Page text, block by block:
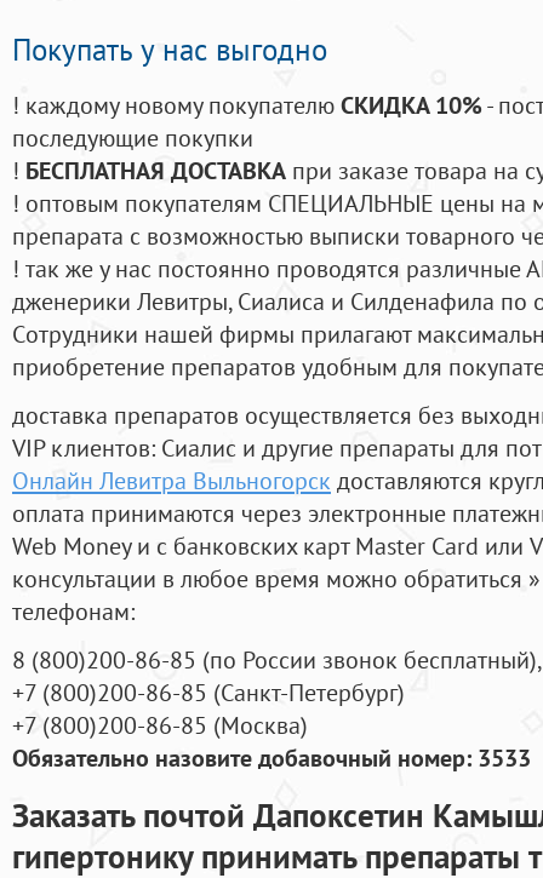
Покупать у нас выгодно
! каждому новому покупателюСКИДКА 10%-
последующие покупки
! БЕСПЛАТНАЯ ДОСТАВКА при заказе товара на
! оптовым покупателям СПЕЦИАЛЬНЫЕ цены на
препарата с возможностью выписки товарного
! так же у нас постоянно проводятся
дженерики Левитры, Сиалиса и Силденафила по
Cотрудники нашей фирмы прилагают
приобретение препаратов удобным для
доставка препаратов осуществляется без
VIP клиентов: Сиалис и другие препараты для
Онлайн Левитра Выльногорск доставляются
оплата принимаются через электронные
Web Money и с банковских карт Master Card или
консультации в любое время можно обратиться
телефонам:
8 (800)200-86-85 (по России звонок бесплатный),
+7 (800)200-86-85 (Санкт-Петербург)
+7 (800)200-86-85 (Москва)
Обязательно назовите добавочный номер: 3533
Заказать почтой Дапоксетин
гипертонику принимать препараты